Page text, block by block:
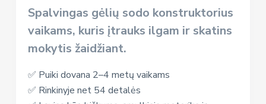
Spalvingas gėlių sodo konstruktorius
vaikams, kuris įtrauks ilgam ir skatins
mokytis žaidžiant.
✅ Puiki dovana 2–4 metų vaikams
✅ Rinkinyje net 54 detalės